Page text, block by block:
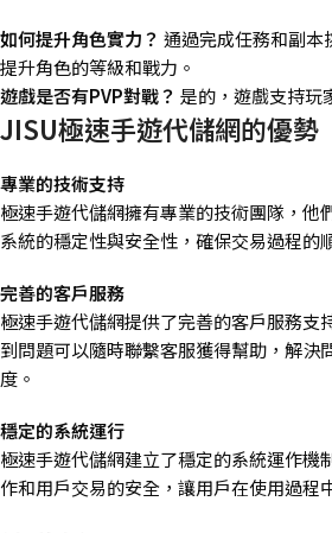
如何提升角色實力？ 通過完成任務和副本
提升角色的等級和戰力。
遊戲是否有PVP對戰？ 是的，遊戲支持玩
JISU極速手遊代儲網的優勢
專業的技術支持
極速手遊代儲網擁有專業的技術團隊，他
系統的穩定性與安全性，確保交易過程的
完善的客戶服務
極速手遊代儲網提供了完善的客戶服務支
到問題可以隨時聯繫客服獲得幫助，解決
度。
穩定的系統運行
極速手遊代儲網建立了穩定的系統運作機
作和用戶交易的安全，讓用戶在使用過程